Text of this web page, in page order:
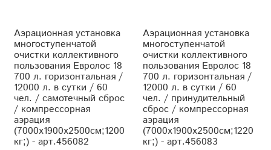
Аэрационная установка
многоступенчатой
очистки коллективного
пользования Евролос 18
700 л. горизонтальная /
12000 л. в сутки / 60
чел. / самотечный сброс
/ компрессорная
аэрация
(7000x1900x2500см;1200
кг;) - арт.456082
Аэрационная установка
многоступенчатой
очистки коллективного
пользования Евролос 18
700 л. горизонтальная /
12000 л. в сутки / 60
чел. / принудительный
сброс / компрессорная
аэрация
(7000x1900x2500см;1220
кг;) - арт.456083